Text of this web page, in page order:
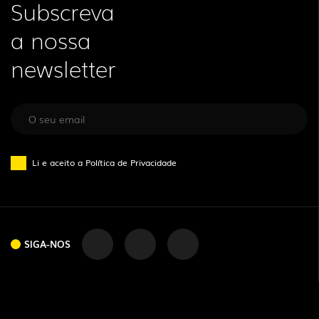
Subscreva
a nossa
newsletter
Li e aceito a Política de Privacidade
SIGA-NOS